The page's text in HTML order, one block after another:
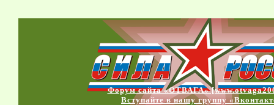
Форум сайта «ОТВАГА»
Вступайте в нашу группу